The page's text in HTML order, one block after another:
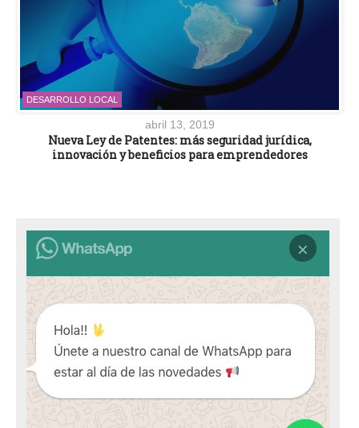
DESARROLLO LOCAL
abril 13, 2019
Nueva Ley de Patentes: más seguridad jurídica,
innovación y beneficios para emprendedores